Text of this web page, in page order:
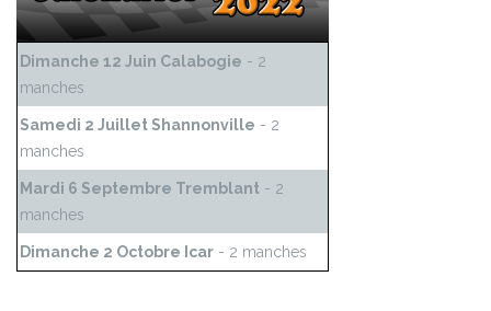
Dimanche 12 Juin Calabogie - 2
manches
Samedi 2 Juillet Shannonville - 2
manches
Mardi 6 Septembre Tremblant - 2
manches
Dimanche 2 Octobre Icar - 2 manches